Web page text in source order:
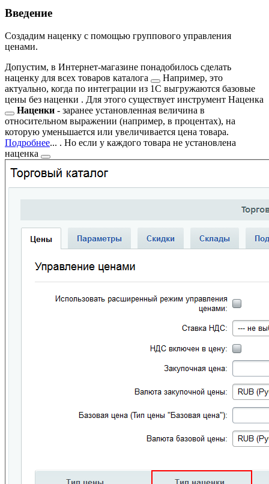
Введение
Создадим наценку с помощью группового управления
ценами.
Допустим, в Интернет-магазине понадобилось сделать
наценку для всех товаров каталога
Например, это
актуально, когда по интеграции из 1С выгружаются базовые
цены без наценки . Для этого существует инструмент Наценка
Наценки - заранее установленная величина в
относительном выражении (например, в процентах), на
которую уменьшается или увеличивается цена товара.
Подробнее... . Но если у каждого товара не установлена
наценка